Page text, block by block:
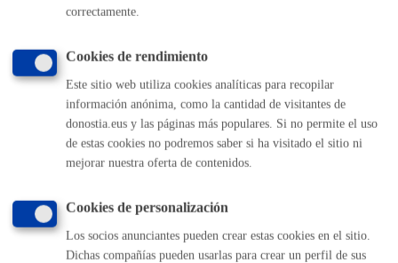
TELÉFONO
MÁQUINA
Volver al índice Volver atrás
Comunícate con el Ayuntamiento de Donostia / San
Sebastián
correctamente.
Cookies de rendimiento
Este sitio web utiliza cookies analíticas para recopilar
información anónima, como la cantidad de visitantes de
donostia.eus y las páginas más populares. Si no permite el uso
de estas cookies no podremos saber si ha visitado el sitio ni
mejorar nuestra oferta de contenidos.
Cookies de personalización
Los socios anunciantes pueden crear estas cookies en el sitio.
Dichas compañías pueden usarlas para crear un perfil de sus